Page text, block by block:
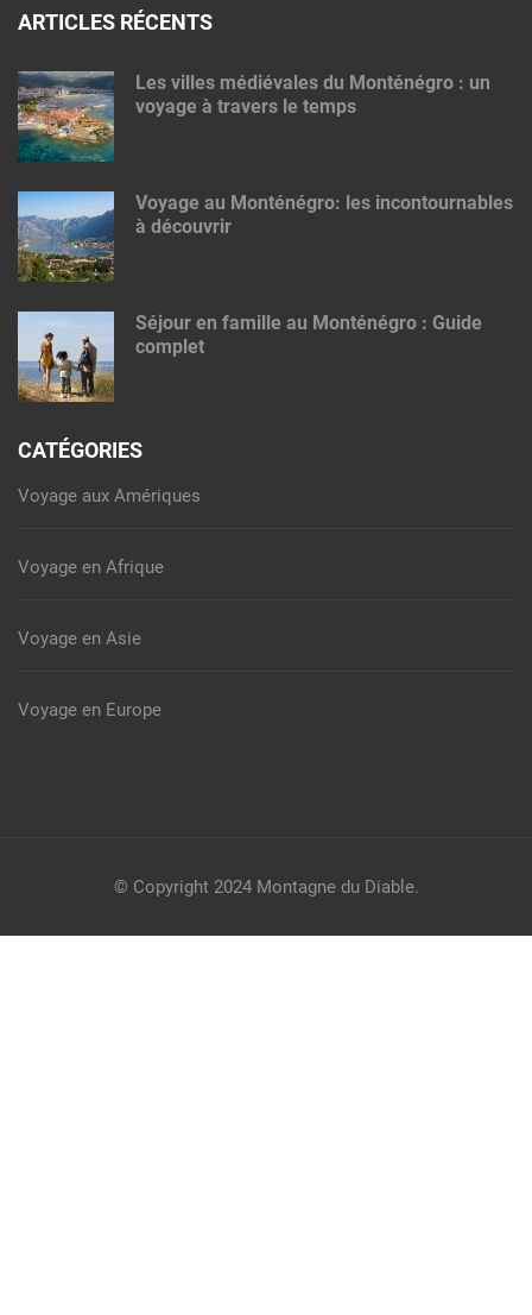
ARTICLES RÉCENTS
Les villes médiévales du Monténégro : un
voyage à travers le temps
Voyage au Monténégro: les incontournables
à découvrir
Séjour en famille au Monténégro : Guide
complet
CATÉGORIES
Voyage aux Amériques
Voyage en Afrique
Voyage en Asie
Voyage en Europe
© Copyright 2024 Montagne du Diable.